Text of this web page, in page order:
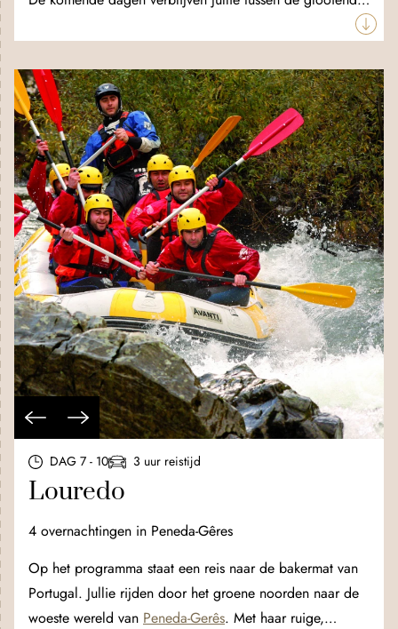
bij de receptie een spannende fietsexcursie langs een
oude spoorlijn, dwars door de prachtige Dão-regio en
neem een frisse duik in één van de natuurlijke
rivierstrandjes!
DAG 7 - 10 3 uur reistijd
Louredo
4 overnachtingen in Peneda-Gêres
Op het programma staat een reis naar de bakermat van
Portugal. Jullie rijden door het groene noorden naar de
woeste wereld van Peneda-Gerês. Met haar ruige,